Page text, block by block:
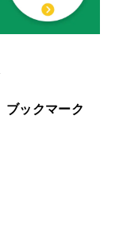
ブックマーク